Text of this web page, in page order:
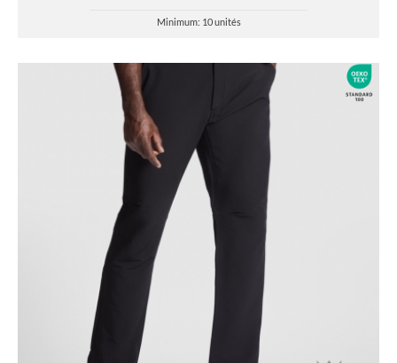
Minimum: 10 unités